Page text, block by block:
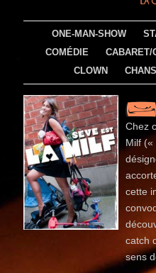
ONE-MAN-SHOW
COMÉDIE
CABARET/
CLOWN
Chez
Milf («
cette
catch
sens